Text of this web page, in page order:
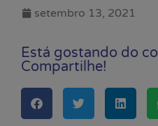
setembro 13, 2021
Está gostando do
Compartilhe!